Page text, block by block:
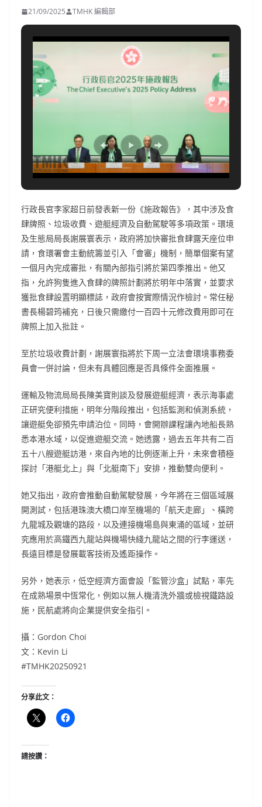
21/09/2025 TMHK 編輯部
行政長官李家超日前發表新一份《施政報告》，其中涉及食
肆牌照、垃圾收費、遊艇經濟及自動駕駛等多項政策。環境
及生態局局長謝展寰表示，政府將加快審批食肆露天座位申
請，食環署會主動統籌並引入「會審」機制，簡單個案有望
一個月內完成審批，有關內部指引將於第四季推出。他又
指，允許狗隻進入食肆的牌照計劃將於明年中落實，並要求
獲批食肆設置明顯標誌，政府會按實際情況作檢討。常任秘
書長楊碧筠補充，日後只需繳付一百四十元修改費用即可在
牌照上加入批註。
至於垃圾收費計劃，謝展寰指將於下周一立法會環境事務委
員會一併討論，但未有具體回應是否具條件全面推展。
運輸及物流局局長陳美寶則談及發展遊艇經濟，表示海事處
正研究便利措施，明年分階段推出，包括監測和偵測系統，
讓遊艇免卻預先申請泊位。同時，會開辦課程讓內地船長熟
悉本港水域，以促進遊艇交流。她透露，過去五年共有二百
五十八艘遊艇訪港，來自內地的比例逐漸上升，未來會積極
探討「港艇北上」與「北艇南下」安排，推動雙向便利。
她又指出，政府會推動自動駕駛發展，今年將在三個區域展
開測試，包括港珠澳大橋口岸至機場的「航天走廊」、橫跨
九龍城及觀塘的路段，以及連接機場島與東涌的區域，並研
究應用於高鐵西九龍站與機場快綫九龍站之間的行李運送，
長遠目標是發展載客技術及遙距操作。
另外，她表示，低空經濟方面會設「監管沙盒」試點，率先
在成熟場景中恆常化，例如以無人機清洗外牆或檢視鐵路設
施，民航處將向企業提供安全指引。
攝：Gordon Choi
文：Kevin Li
#TMHK20250921
分享此文：
請按讚：